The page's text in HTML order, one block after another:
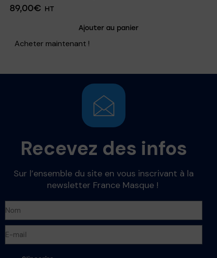
89,00€ HT
Ajouter au panier
Acheter maintenant !
Recevez des infos
Sur l’ensemble du site en vous inscrivant à la
newsletter France Masque !